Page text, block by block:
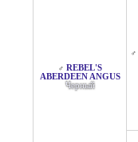
♂ REBEL'S
ABERDEEN ANGUS
Черный
♂